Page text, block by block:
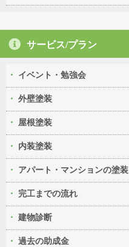
サービス/プラン
イベント・勉強会
外壁塗装
屋根塗装
内装塗装
アパート・マンションの塗装
完工までの流れ
建物診断
過去の助成金